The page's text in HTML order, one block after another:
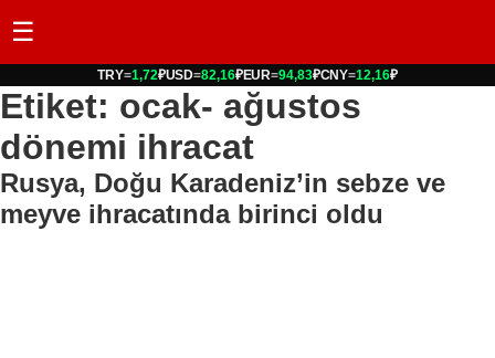
☰
TRY=1,72₽USD=82,16₽EUR=94,83₽CNY=12,16₽
Etiket: ocak- ağustos
dönemi ihracat
Rusya, Doğu Karadeniz’in sebze ve
meyve ihracatında birinci oldu